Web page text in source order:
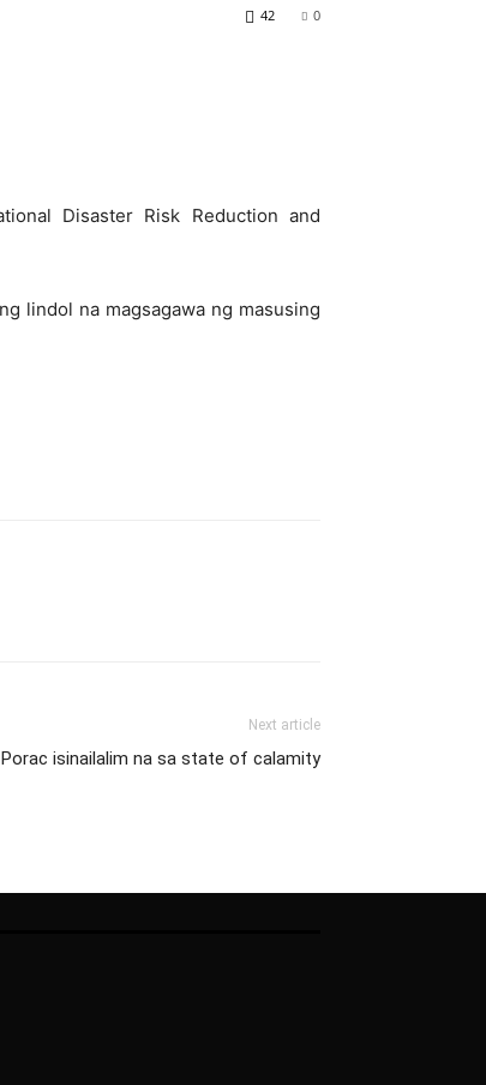
0
42
Disaster Risk Reduction and
lindol na magsagawa ng masusing
Next article
Porac isinailalim na sa state of calamity